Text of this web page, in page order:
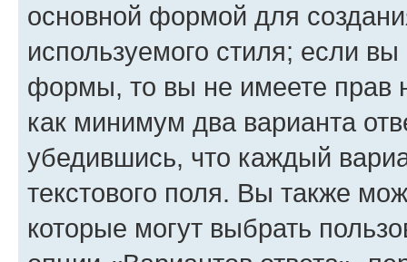
основной формой для
используемого стиля; если
формы, то вы не имеете прав
как минимум два варианта
убедившись, что каждый
текстового поля. Вы также
которые могут выбрать